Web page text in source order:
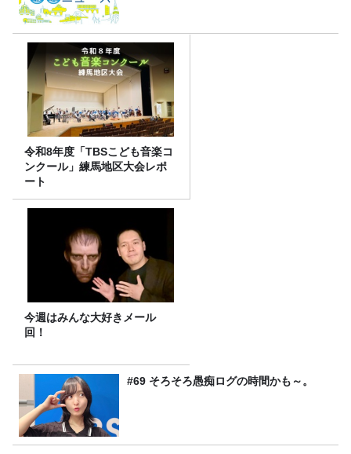
令和8年度「TBSこども音楽コ
ンクール」練馬地区大会レポ
ート
今週はみんな大好きメール
回！
#69 そろそろ愚痴ログの時間かも～。